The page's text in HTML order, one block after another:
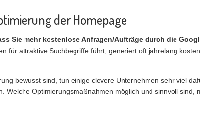
der Homepage
Sie mehr kostenlose Anfragen/Aufträge durch die
für attraktive Suchbegriffe führt, generiert oft jahrelang
bewusst sind, tun einige clevere Unternehmen sehr viel
Optimierungsmaßnahmen möglich und sinnvoll sind,